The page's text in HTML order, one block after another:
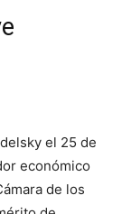
el 25 de
económico
de los